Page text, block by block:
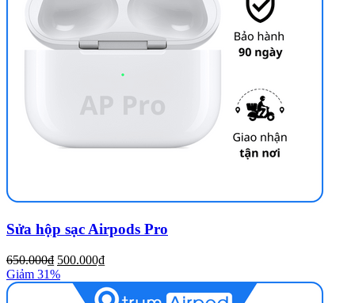
Sửa hộp sạc Airpods Pro
650.000₫ 500.000₫
Giảm 31%